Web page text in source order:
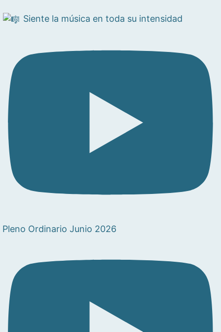
Siente la música en toda su intensidad
Pleno Ordinario Junio 2026